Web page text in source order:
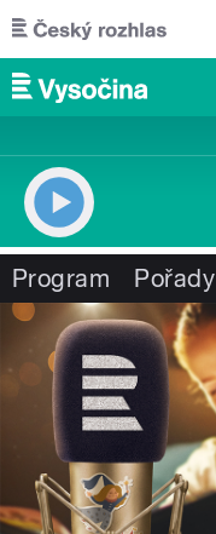
Přejít k hlavnímu obsahu
Program Pořady